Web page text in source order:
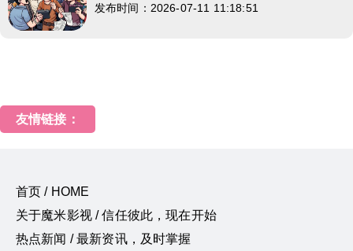
发布时间：2026-07-11 11:18:51
友情链接：
首页 / HOME
关于魔米影视 / 信任彼此，现在开始
热点新闻 / 最新资讯，及时掌握